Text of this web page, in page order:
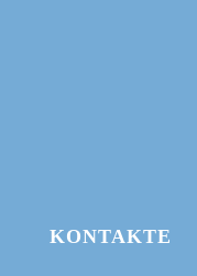
KONTAKTE